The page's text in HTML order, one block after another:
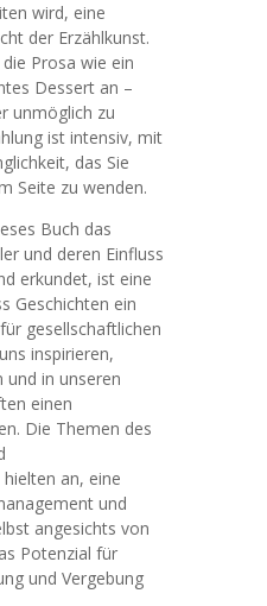
wird, eine
der Erzählkunst.
Prosa wie ein
Dessert an –
unmöglich zu
ist intensiv, mit
das Sie
Seite zu wenden.
Buch das
und deren Einfluss
erkundet, ist eine
Geschichten ein
gesellschaftlichen
inspirieren,
und in unseren
einen
Die Themen des
an, eine
und
angesichts von
Potenzial für
und Vergebung